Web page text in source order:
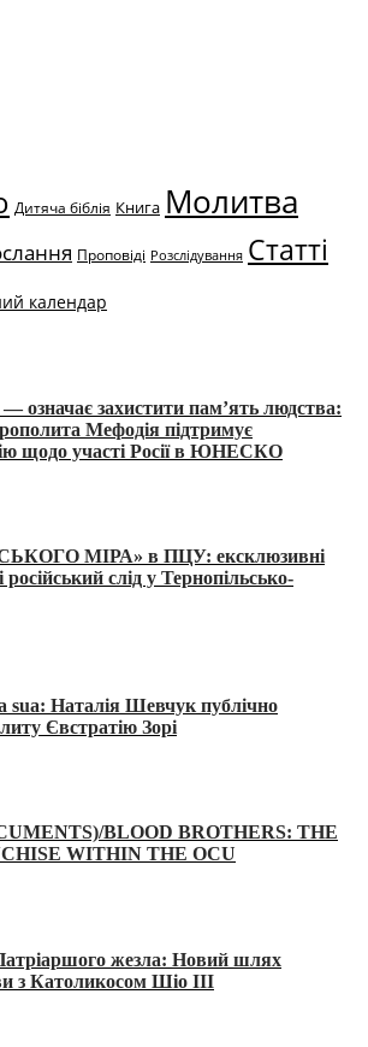
Дитяча біблія Книга Молитва
Проповіді Розслідування Статті
календар
— означає захистити пам’ять людства:
Мефодія підтримує
щодо участі Росії в ЮНЕСКО
МІРА» в ПЦУ: ексклюзивні
слід у Тернопільсько-
sua: Наталія Шевчук публічно
Євстратію Зорі
BLOOD BROTHERS: THE
WITHIN THE OCU
жезла: Новий шлях
з Католикосом Шіо III